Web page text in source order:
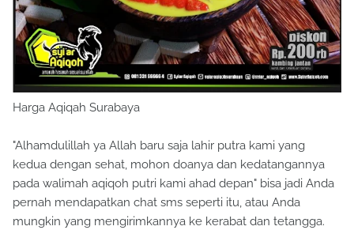
Harga Aqiqah Surabaya
"Alhamdulillah ya Allah baru saja lahir putra kami yang
kedua dengan sehat, mohon doanya dan kedatangannya
pada walimah aqiqoh putri kami ahad depan" bisa jadi Anda
pernah mendapatkan chat sms seperti itu, atau Anda
mungkin yang mengirimkannya ke kerabat dan tetangga.